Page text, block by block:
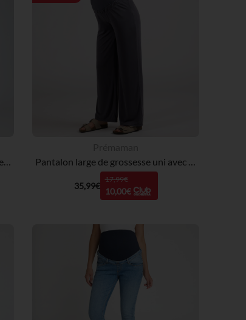
Pantalon de pyjama large et fluide de grossesse avec bandeau haut Pantalon large de grossesse uni avec bandeau haut
35,99€
17,99€
10,00€